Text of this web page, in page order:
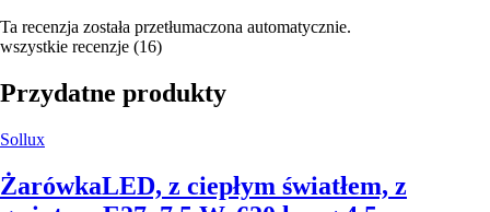
Ta recenzja została przetłumaczona automatycznie.
wszystkie recenzje (16)
Przydatne produkty
Sollux
ŻarówkaLED, z ciepłym światłem, z